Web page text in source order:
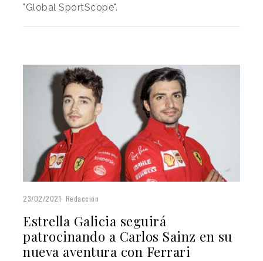
"Global SportScope".
23/02/2021 Redacción
Estrella Galicia seguirá
patrocinando a Carlos Sainz en su
nueva aventura con Ferrari